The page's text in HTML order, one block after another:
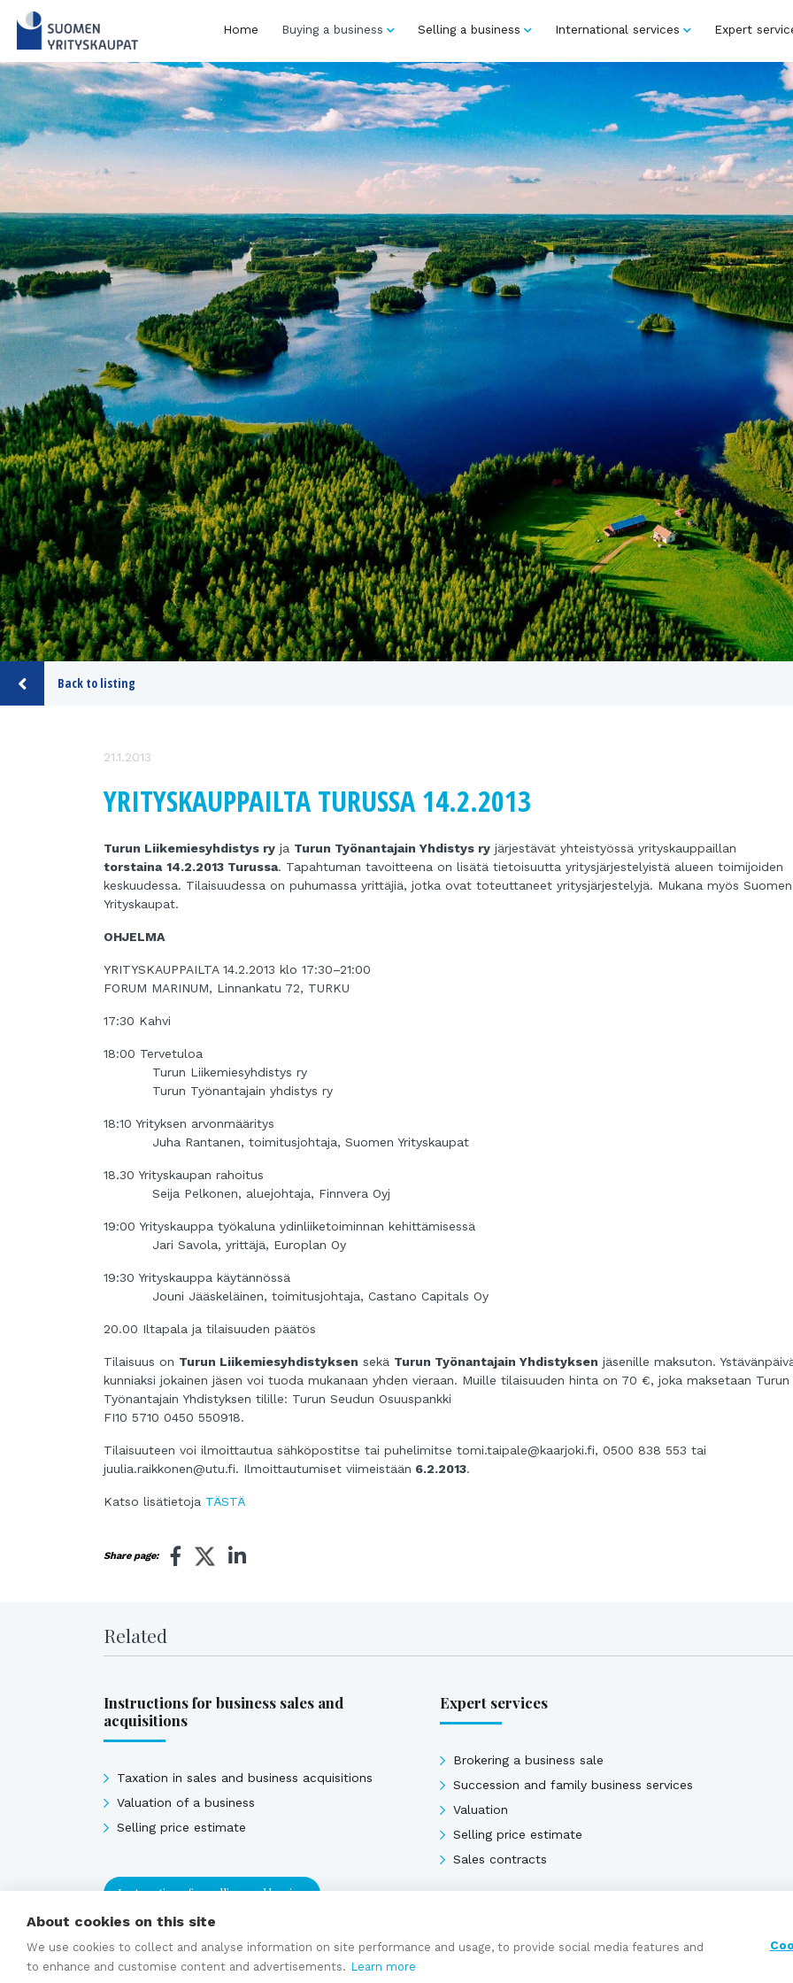
Home Buying a business Selling a business International services Expert
Back to listing
21.1.2013
YRITYSKAUPPAILTA TURUSSA 14.2.2013
Turun Liikemiesyhdistys ry ja Turun Työnantajain Yhdistys ry järjestävät yhteistyössä yrityskauppaillan
torstaina 14.2.2013 Turussa. Tapahtuman tavoitteena on lisätä tietoisuutta yritysjärjestelyistä alueen toimijoiden
keskuudessa. Tilaisuudessa on puhumassa yrittäjiä, jotka ovat toteuttaneet yritysjärjestelyjä. Mukana myös Suomen
Yrityskaupat.
OHJELMA
YRITYSKAUPPAILTA 14.2.2013 klo 17:30–21:00
FORUM MARINUM, Linnankatu 72, TURKU
17:30 Kahvi
18:00 Tervetuloa
Turun Liikemiesyhdistys ry
Turun Työnantajain yhdistys ry
18:10 Yrityksen arvonmääritys
Juha Rantanen, toimitusjohtaja, Suomen Yrityskaupat
18.30 Yrityskaupan rahoitus
Seija Pelkonen, aluejohtaja, Finnvera Oyj
19:00 Yrityskauppa työkaluna ydinliiketoiminnan kehittämisessä
Jari Savola, yrittäjä, Europlan Oy
19:30 Yrityskauppa käytännössä
Jouni Jääskeläinen, toimitusjohtaja, Castano Capitals Oy
20.00 Iltapala ja tilaisuuden päätös
Tilaisuus on Turun Liikemiesyhdistyksen sekä Turun Työnantajain Yhdistyksen jäsenille maksuton.
kunniaksi jokainen jäsen voi tuoda mukanaan yhden vieraan. Muille tilaisuuden hinta on 70 €, joka maksetaan Turun
Työnantajain Yhdistyksen tilille: Turun Seudun Osuuspankki
FI10 5710 0450 550918.
Tilaisuuteen voi ilmoittautua sähköpostitse tai puhelimitse tomi.taipale@kaarjoki.fi, 0500 838 553 tai
juulia.raikkonen@utu.fi. Ilmoittautumiset viimeistään 6.2.2013.
Katso lisätietoja TÄSTÄ
Share page:
Related
Instructions for business sales and
acquisitions
Taxation in sales and business acquisitions
Valuation of a business
Selling price estimate
Instructions for selling and buying
Expert services
Brokering a business sale
Succession and family business services
Valuation
Selling price estimate
Sales contracts
About cookies on this site
We use cookies to collect and analyse information on site performance and usage, to provide social media features and
to enhance and customise content and advertisements. Learn more